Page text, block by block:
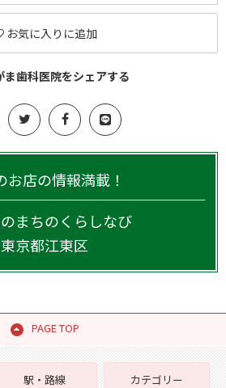
お気に入りに追加
ま歯科医院をシェアする
お店の情報満載！
まちのくらしなび
東京都江東区
PAGE TOP
駅・路線
カテゴリー